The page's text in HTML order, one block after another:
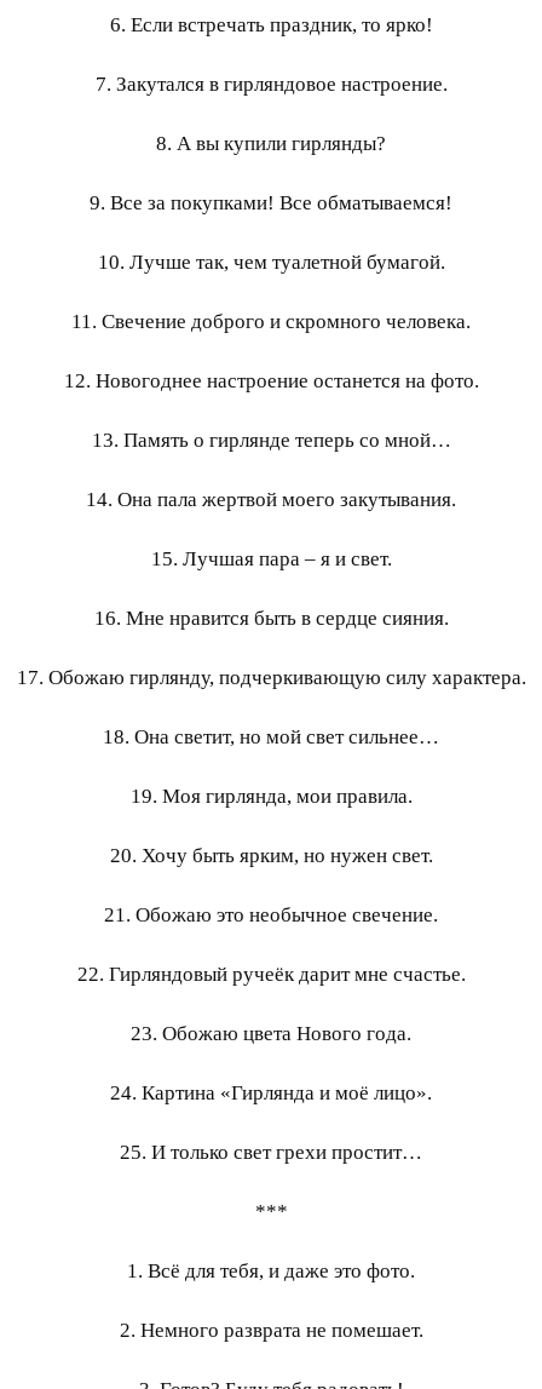
6. Если встречать праздник, то ярко!
7. Закутался в гирляндовое настроение.
8. А вы купили гирлянды?
9. Все за покупками! Все обматываемся!
10. Лучше так, чем туалетной бумагой.
11. Свечение доброго и скромного человека.
12. Новогоднее настроение останется на фото.
13. Память о гирлянде теперь со мной…
14. Она пала жертвой моего закутывания.
15. Лучшая пара – я и свет.
16. Мне нравится быть в сердце сияния.
17. Обожаю гирлянду, подчеркивающую силу характера.
18. Она светит, но мой свет сильнее…
19. Моя гирлянда, мои правила.
20. Хочу быть ярким, но нужен свет.
21. Обожаю это необычное свечение.
22. Гирляндовый ручеёк дарит мне счастье.
23. Обожаю цвета Нового года.
24. Картина «Гирлянда и моё лицо».
25. И только свет грехи простит…
***
1. Всё для тебя, и даже это фото.
2. Немного разврата не помешает.